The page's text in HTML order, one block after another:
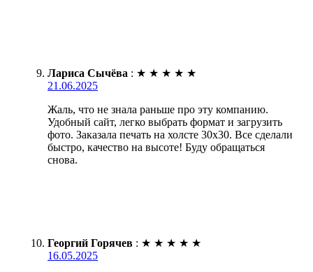
Лариса Сычёва : ★ ★ ★ ★ ★
21.06.2025
Жаль, что не знала раньше про эту компанию.
Удобный сайт, легко выбрать формат и загрузить
фото. Заказала печать на холсте 30х30. Все сделали
быстро, качество на высоте! Буду обращаться
снова.
Георгий Горячев : ★ ★ ★ ★ ★
16.05.2025